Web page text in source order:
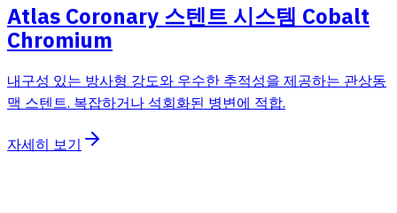
Atlas Coronary 스텐트 시스템 Cobalt
Chromium
내구성 있는 방사형 강도와 우수한 추적성을 제공하는 관상동
맥 스텐트. 복잡하거나 석회화된 병변에 적합.
자세히 보기